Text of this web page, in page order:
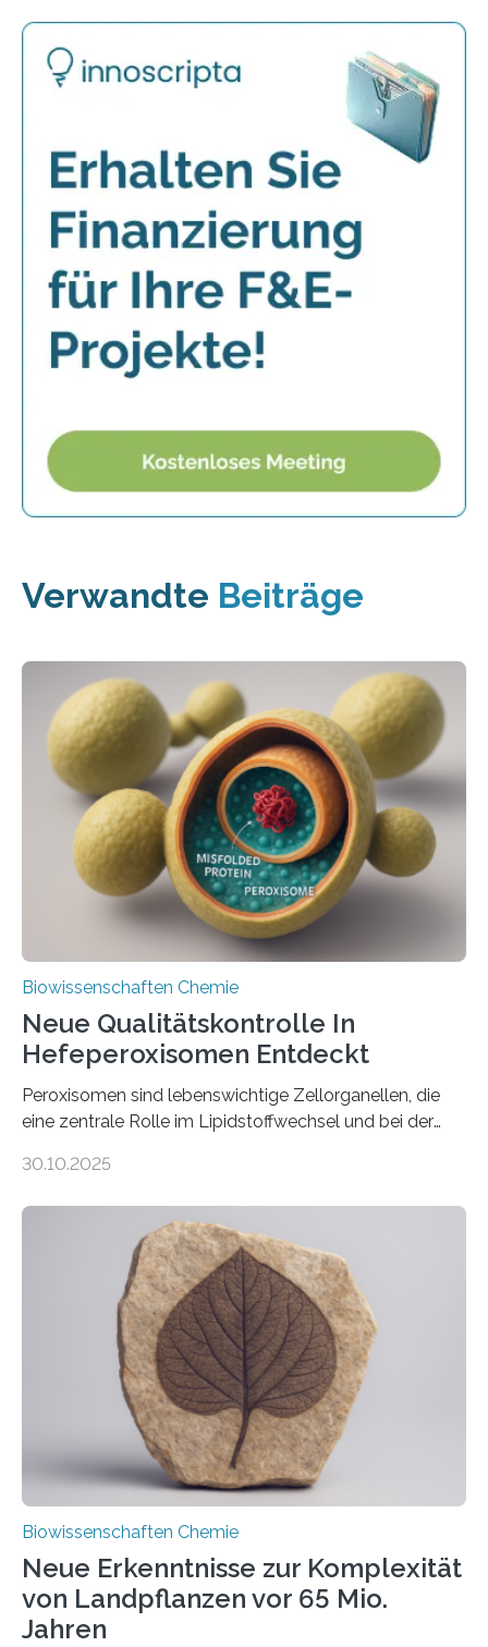
Verwandte Beiträge
Biowissenschaften Chemie
Neue Qualitätskontrolle In
Hefeperoxisomen Entdeckt
Peroxisomen sind lebenswichtige Zellorganellen, die
eine zentrale Rolle im Lipidstoffwechsel und bei der
erfüllen können, müssen zahlreiche Enzyme präzise in
der Ruhr-Universität Bochum um Prof. Dr. Ralf Erdmann
und Dr. Ismaila Francis Yusuf hat nun einen bislang
unbekannten Qualitätskontrollmechanismus des
peroxisomalen Proteintransports in der Bäckerhefe
Saccharomyces cerevisiae entdeckt, der für die
Funktionsfähigkeit der Organellen entscheidend ist. Die
Studie wurde am 28. Oktober 2025 in der
Fachzeitschrift…
30.10.2025
Biowissenschaften Chemie
Neue Erkenntnisse zur Komplexität
von Landpflanzen vor 65 Mio.
Jahren